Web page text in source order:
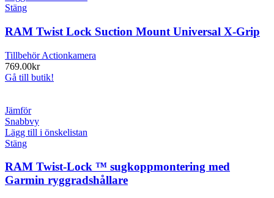
Stäng
RAM Twist Lock Suction Mount Universal X-Grip
Tillbehör Actionkamera
769.00kr
Gå till butik!
Jämför
Snabbvy
Lägg till i önskelistan
Stäng
RAM Twist-Lock ™ sugkoppmontering med
Garmin ryggradshållare